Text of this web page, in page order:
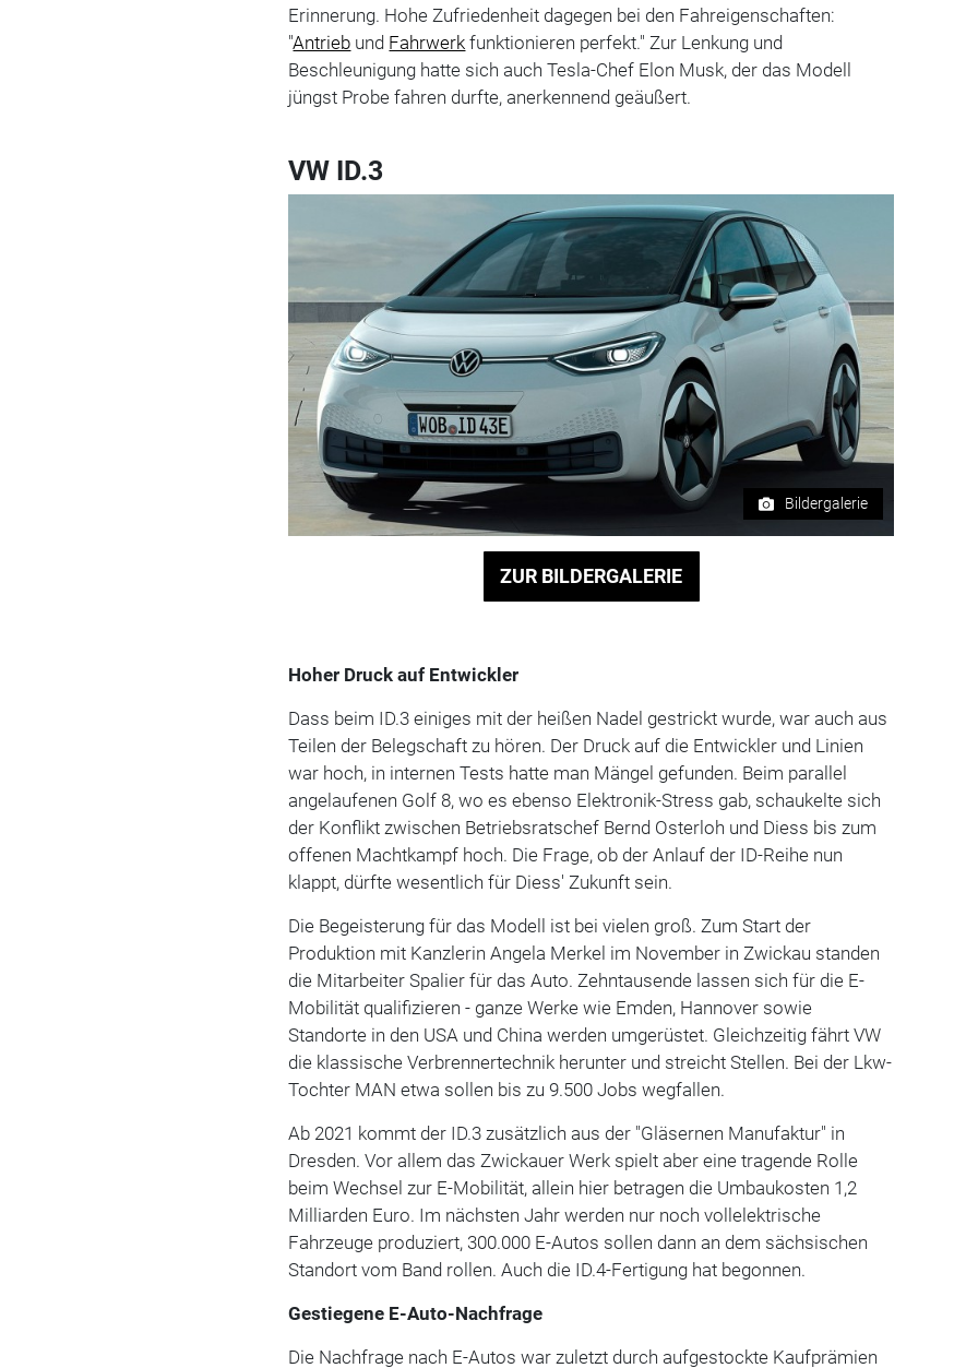
Erinnerung. Hohe Zufriedenheit dagegen bei den Fahreigenschaften:
"Antrieb und Fahrwerk funktionieren perfekt." Zur Lenkung und
Beschleunigung hatte sich auch Tesla-Chef Elon Musk, der das Modell
jüngst Probe fahren durfte, anerkennend geäußert.
VW ID.3
Bildergalerie
ZUR BILDERGALERIE
Hoher Druck auf Entwickler
Dass beim ID.3 einiges mit der heißen Nadel gestrickt wurde, war auch aus
Teilen der Belegschaft zu hören. Der Druck auf die Entwickler und Linien
war hoch, in internen Tests hatte man Mängel gefunden. Beim parallel
angelaufenen Golf 8, wo es ebenso Elektronik-Stress gab, schaukelte sich
der Konflikt zwischen Betriebsratschef Bernd Osterloh und Diess bis zum
offenen Machtkampf hoch. Die Frage, ob der Anlauf der ID-Reihe nun
klappt, dürfte wesentlich für Diess' Zukunft sein.
Die Begeisterung für das Modell ist bei vielen groß. Zum Start der
Produktion mit Kanzlerin Angela Merkel im November in Zwickau standen
die Mitarbeiter Spalier für das Auto. Zehntausende lassen sich für die E-
Mobilität qualifizieren - ganze Werke wie Emden, Hannover sowie
Standorte in den USA und China werden umgerüstet. Gleichzeitig fährt VW
die klassische Verbrennertechnik herunter und streicht Stellen. Bei der Lkw-
Tochter MAN etwa sollen bis zu 9.500 Jobs wegfallen.
Ab 2021 kommt der ID.3 zusätzlich aus der "Gläsernen Manufaktur" in
Dresden. Vor allem das Zwickauer Werk spielt aber eine tragende Rolle
beim Wechsel zur E-Mobilität, allein hier betragen die Umbaukosten 1,2
Milliarden Euro. Im nächsten Jahr werden nur noch vollelektrische
Fahrzeuge produziert, 300.000 E-Autos sollen dann an dem sächsischen
Standort vom Band rollen. Auch die ID.4-Fertigung hat begonnen.
Gestiegene E-Auto-Nachfrage
Die Nachfrage nach E-Autos war zuletzt durch aufgestockte Kaufprämien